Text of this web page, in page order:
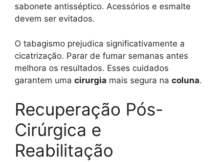
sabonete antisséptico. Acessórios e esmalte
devem ser evitados.
O tabagismo prejudica significativamente a
cicatrização. Parar de fumar semanas antes
melhora os resultados. Esses cuidados
garantem uma cirurgia mais segura na coluna.
Recuperação Pós-
Cirúrgica e
Reabilitação